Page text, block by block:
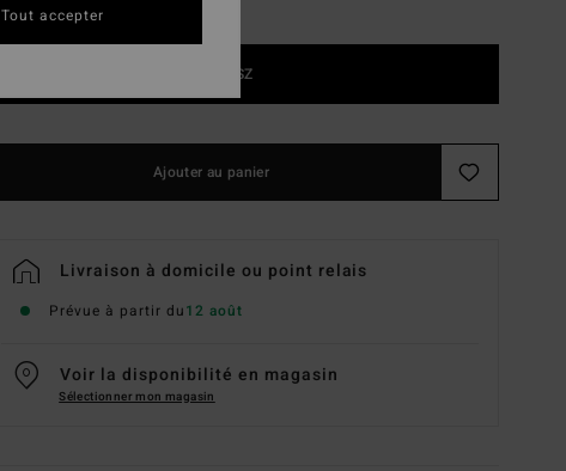
1SZ
Ajouter au panier
Livraison à domicile ou point relais
Prévue à partir du12 août
Voir la disponibilité en magasin
Sélectionner mon magasin
Tout accepter